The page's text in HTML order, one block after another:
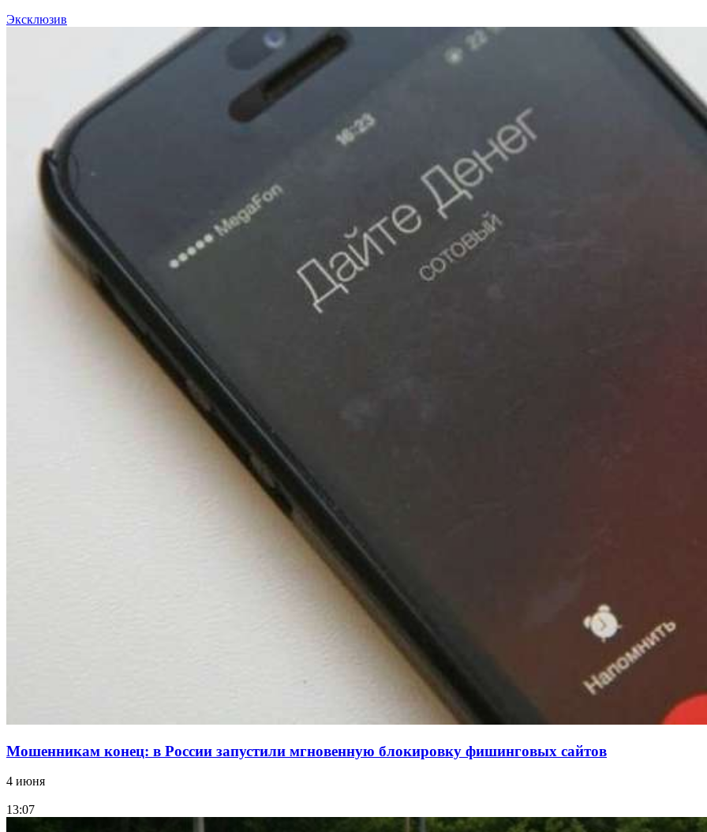
12:28
Фестиваль #ТриЧетыре в Волгограде пройдёт 11–13 сентября в рамках Года единства народов
Эксклюзив
Мошенникам конец: в России запустили мгновенную блокировку фишинговых сайтов
4 июня
13:07